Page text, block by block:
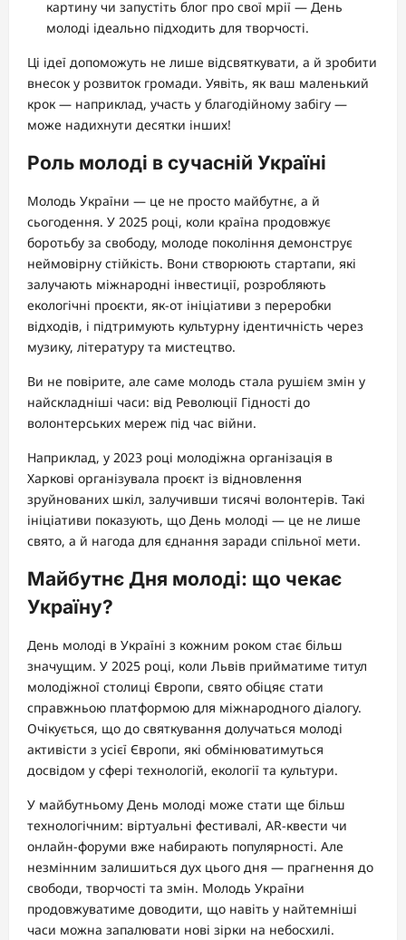
картину чи запустіть блог про свої мрії — День
молоді ідеально підходить для творчості.
Ці ідеї допоможуть не лише відсвяткувати, а й зробити
внесок у розвиток громади. Уявіть, як ваш маленький
крок — наприклад, участь у благодійному забігу —
може надихнути десятки інших!
Роль молоді в сучасній Україні
Молодь України — це не просто майбутнє, а й
сьогодення. У 2025 році, коли країна продовжує
боротьбу за свободу, молоде покоління демонструє
неймовірну стійкість. Вони створюють стартапи, які
залучають міжнародні інвестиції, розробляють
екологічні проєкти, як-от ініціативи з переробки
відходів, і підтримують культурну ідентичність через
музику, літературу та мистецтво.
Ви не повірите, але саме молодь стала рушієм змін у
найскладніші часи: від Революції Гідності до
волонтерських мереж під час війни.
Наприклад, у 2023 році молодіжна організація в
Харкові організувала проєкт із відновлення
зруйнованих шкіл, залучивши тисячі волонтерів. Такі
ініціативи показують, що День молоді — це не лише
свято, а й нагода для єднання заради спільної мети.
Майбутнє Дня молоді: що чекає
Україну?
День молоді в Україні з кожним роком стає більш
значущим. У 2025 році, коли Львів прийматиме титул
молодіжної столиці Європи, свято обіцяє стати
справжньою платформою для міжнародного діалогу.
Очікується, що до святкування долучаться молоді
активісти з усієї Європи, які обмінюватимуться
досвідом у сфері технологій, екології та культури.
У майбутньому День молоді може стати ще більш
технологічним: віртуальні фестивалі, AR-квести чи
онлайн-форуми вже набирають популярності. Але
незмінним залишиться дух цього дня — прагнення до
свободи, творчості та змін. Молодь України
продовжуватиме доводити, що навіть у найтемніші
часи можна запалювати нові зірки на небосхилі.